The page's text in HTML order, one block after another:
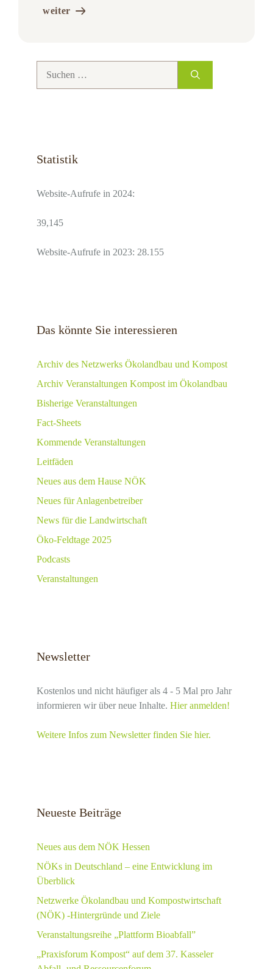
weiter
Statistik
Website-Aufrufe in 2024:
39,145
Website-Aufrufe in 2023: 28.155
Das könnte Sie interessieren
Archiv des Netzwerks Ökolandbau und Kompost
Archiv Veranstaltungen Kompost im Ökolandbau
Bisherige Veranstaltungen
Fact-Sheets
Kommende Veranstaltungen
Leitfäden
Neues aus dem Hause NÖK
Neues für Anlagenbetreiber
News für die Landwirtschaft
Öko-Feldtage 2025
Podcasts
Veranstaltungen
Newsletter
Kostenlos und nicht häufiger als 4 - 5 Mal pro Jahr
informieren wir über neue Inhalte. Hier anmelden!
Weitere Infos zum Newsletter finden Sie hier.
Neueste Beiträge
Neues aus dem NÖK Hessen
NÖKs in Deutschland – eine Entwicklung im
Überblick
Netzwerke Ökolandbau und Kompostwirtschaft
(NÖK) -Hintergründe und Ziele
Veranstaltungsreihe „Plattform Bioabfall”
„Praxisforum Kompost“ auf dem 37. Kasseler